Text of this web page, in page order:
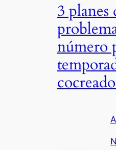
3 planes
número